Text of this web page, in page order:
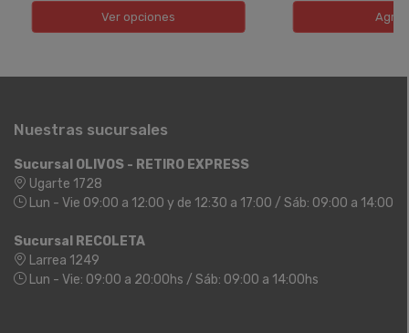
Ver opciones
Nuestras sucursales
Sucursal OLIVOS - RETIRO EXPRESS
Ugarte 1728
Lun - Vie 09:00 a 12:00 y de 12:30 a 17:00 / Sáb: 09:00 a 14:00
Sucursal RECOLETA
Larrea 1249
Lun - Vie: 09:00 a 20:00hs / Sáb: 09:00 a 14:00hs